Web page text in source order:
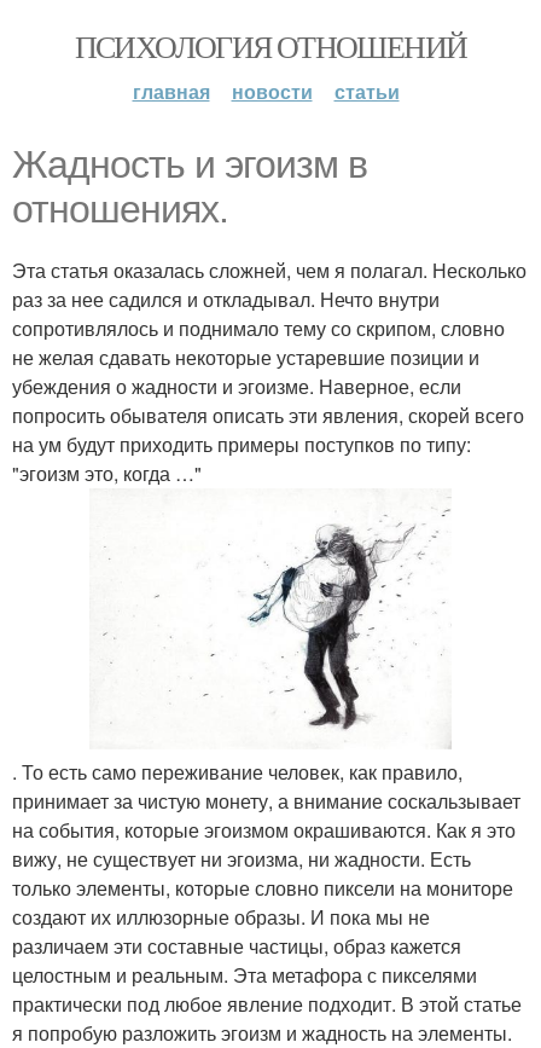
ПСИХОЛОГИЯ ОТНОШЕНИЙ
главная новости статьи
Жадность и эгоизм в
отношениях.
Эта статья оказалась сложней, чем я полагал. Несколько
раз за нее садился и откладывал. Нечто внутри
сопротивлялось и поднимало тему со скрипом, словно
не желая сдавать некоторые устаревшие позиции и
убеждения о жадности и эгоизме. Наверное, если
попросить обывателя описать эти явления, скорей всего
на ум будут приходить примеры поступков по типу:
"эгоизм это, когда …"
. То есть само переживание человек, как правило,
принимает за чистую монету, а внимание соскальзывает
на события, которые эгоизмом окрашиваются. Как я это
вижу, не существует ни эгоизма, ни жадности. Есть
только элементы, которые словно пиксели на мониторе
создают их иллюзорные образы. И пока мы не
различаем эти составные частицы, образ кажется
целостным и реальным. Эта метафора с пикселями
практически под любое явление подходит. В этой статье
я попробую разложить эгоизм и жадность на элементы.